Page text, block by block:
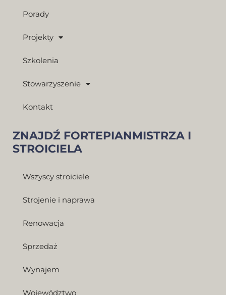
Porady
Projekty
Szkolenia
Stowarzyszenie
Kontakt
ZNAJDŹ FORTEPIANMISTRZA I
STROICIELA
Wszyscy stroiciele
Strojenie i naprawa
Renowacja
Sprzedaż
Wynajem
Województwo